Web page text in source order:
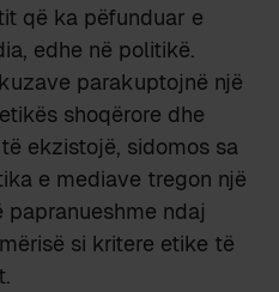
që ka pëfunduar e
edhe në politikë.
parakuptojnë një
shoqërore dhe
ekzistojë, sidomos sa
e mediave tregon një
ndaj
si kritere etike të